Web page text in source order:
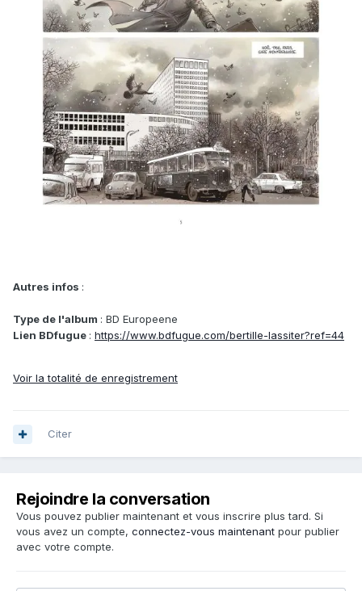
Autres infos :
Type de l'album : BD Europeene
Lien BDfugue : https://www.bdfugue.com/bertille-lassiter?ref=44
Voir la totalité de enregistrement
Citer
Rejoindre la conversation
Vous pouvez publier maintenant et vous inscrire plus tard. Si
vous avez un compte, connectez-vous maintenant pour publier
avec votre compte.